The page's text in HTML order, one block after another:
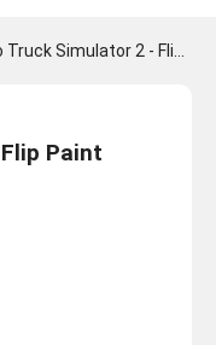
Simulator 2 - Flip Paint Designs
Paint